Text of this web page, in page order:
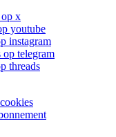
x
youtube
instagram
op telegram
threads